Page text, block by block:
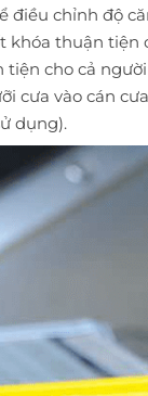
điều chỉnh độ
khóa thuận tiện
tiện cho cả
cưa vào cán
dụng).